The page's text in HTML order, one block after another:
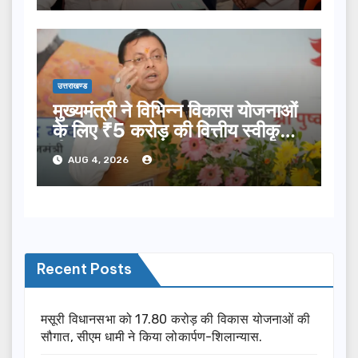
उत्तराखण्ड
मुख्यमंत्री ने विभिन्न विकास योजनाओं
के लिए ₹5 करोड़ की वित्तीय स्वीकृति
दी…AUG 4, 2026
Recent Posts
मसूरी विधानसभा को 17.80 करोड़ की विकास योजनाओं की
सौगात, सीएम धामी ने किया लोकार्पण-शिलान्यास.